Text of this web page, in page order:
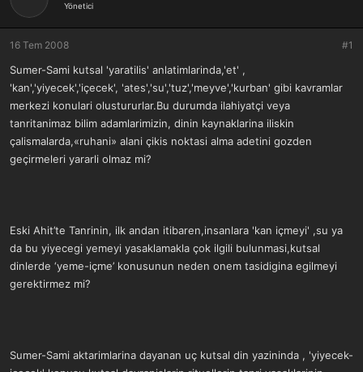
a
ş
a
t
a
n
t
r
i
h
i
Yönetici
16 Tem 2008 #1
Sumer-Sami kutsal 'yaratilis' anlatimlarinda,'et' ,
'kan','yiyecek','içecek', 'ates','su','tuz','meyve','kurban' gibi kavramlar
merkezi konulari olustururlar.Bu durumda ilahiyatçi veya
tanritanimaz bilim adamlarimizin, dinin kaynaklarina iliskin
çalismalarda,«ruhani» alani çikis noktasi alma adetini gozden
geçirmeleri yararli olmaz mi?
Eski Ahit’te Tanrinin, ilk andan itibaren,insanlara 'kan içmeyi' ,su ya
da bu yiyecegi yemeyi yasaklamakla çok ilgili bulunmasi,kutsal
dinlerde ‘yeme-içme’ konusunun neden onem tasidigina egilmeyi
gerektirmez mi?
Sumer-Sami aktarimlarina dayanan uç kutsal din yazininda , 'yiyecek-